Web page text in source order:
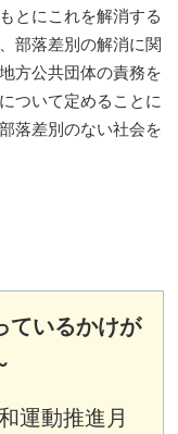
とにこれを解消する
部落差別の解消に関
方公共団体の責務を
ついて定めることに
落差別のない社会を
ているかけが
運動推進月